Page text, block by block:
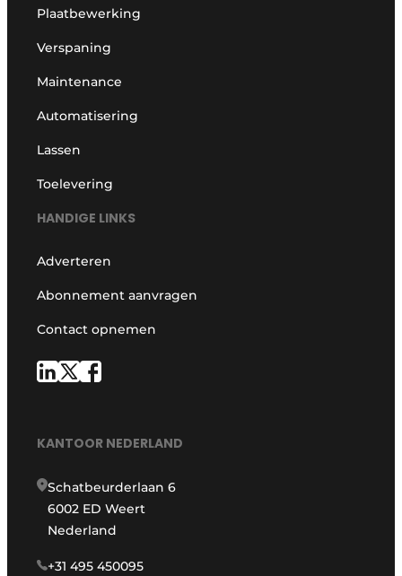
Plaatbewerking
Verspaning
Maintenance
Automatisering
Lassen
Toelevering
HANDIGE LINKS
Adverteren
Abonnement aanvragen
Contact opnemen
KANTOOR NEDERLAND
Schatbeurderlaan 6
6002 ED Weert
Nederland
+31 495 450095